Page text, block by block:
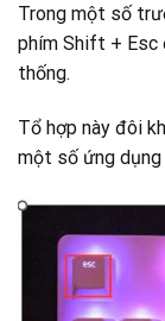
Trong một số
phím Shift + Esc
thống.
Tổ hợp này đôi
một số ứng